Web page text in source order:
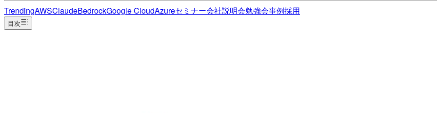
TrendingAWSClaudeBedrockGoogle CloudAzureセミナー会社説明会勉強会事例採用
目次